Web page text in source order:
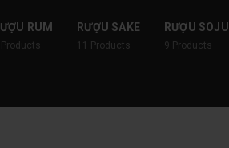
RUM
Products
RƯỢU SAKE
11 Products
RƯỢU SOJU
9 Products